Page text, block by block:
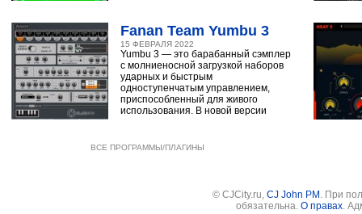
Fanan Team Yumbu 3
15 ФЕВРАЛЯ 2022
Yumbu 3 — это барабанный сэмплер
с молниеносной загрузкой наборов
ударных и быстрым
одноступенчатым управлением,
приспособленный для живого
использования. В новой версии
ВСЕ ПРОГРАММЫ/ПЛАГИНЫ
© CJCity.ru, CJ John PM . При
обязательна. О правах.